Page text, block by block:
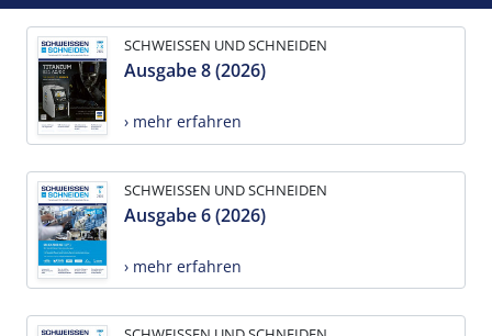
SCHWEISSEN UND SCHNEIDEN
Ausgabe 8 (2026)
› mehr erfahren
SCHWEISSEN UND SCHNEIDEN
Ausgabe 6 (2026)
› mehr erfahren